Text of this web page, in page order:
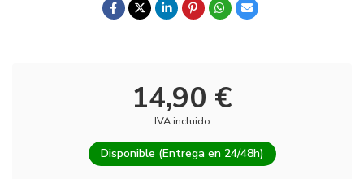
14,90 €
IVA incluido
Disponible (Entrega en 24/48h)